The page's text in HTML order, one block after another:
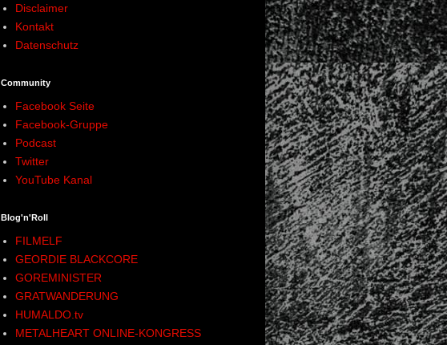
Disclaimer
Kontakt
Datenschutz
Community
Facebook Seite
Facebook-Gruppe
Podcast
Twitter
YouTube Kanal
Blog'n'Roll
FILMELF
GEORDIE BLACKCORE
GOREMINISTER
GRATWANDERUNG
HUMALDO.tv
METALHEART ONLINE-KONGRESS